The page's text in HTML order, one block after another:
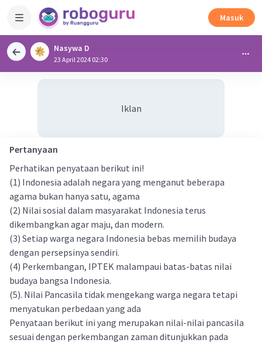
Masuk
Nasywa D
23 April 2024 02:30
Iklan
Pertanyaan
Perhatikan penyataan berikut ini!
(1) Indonesia adalah negara yang menganut beberapa
agama bukan hanya satu, agama
(2) Nilai sosial dalam masyarakat Indonesia terus
dikembangkan agar maju, dan modern.
(3) Setiap warga negara Indonesia bebas memilih budaya
dengan persepsinya sendiri.
(4) Perkembangan, IPTEK malampaui batas-batas nilai
budaya bangsa Indonesia.
(5). Nilai Pancasila tidak mengekang warga negara tetapi
menyatukan perbedaan yang ada
Penyataan berikut ini yang merupakan nilai-nilai pancasila
sesuai dengan perkembangan zaman ditunjukkan pada